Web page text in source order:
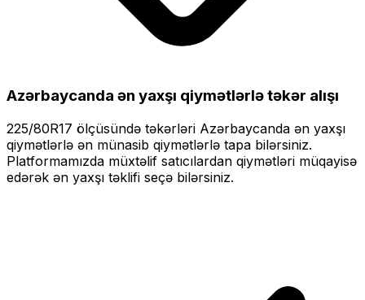
Azərbaycanda ən yaxşı qiymətlərlətəkər alışı
225/80R17 ölçüsündə təkərləri Azərbaycanda ən yaxşı
qiymətlərlə ən münasib qiymətlərlə tapa bilərsiniz.
Platformamızda müxtəlif satıcılardan qiymətləri müqayisə
edərək ən yaxşı təklifi seçə bilərsiniz.